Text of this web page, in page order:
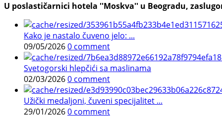
U poslastičarnici hotela ''Moskva'' u Beogradu,
Kako je nastalo čuveno jelo: ...
09/05/20260 comment
Svetogorski hlepčići sa maslinama
02/03/20260 comment
Užički medaljoni, čuveni specijalitet ...
29/01/20260 comment